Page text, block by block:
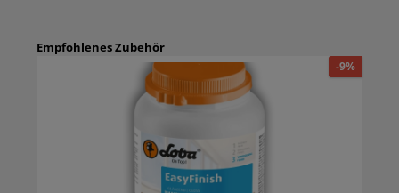
Empfohlenes Zubehör
-9%